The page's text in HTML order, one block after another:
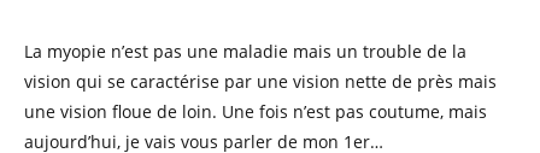
la
publication :
La myopie n’est pas une maladie mais un trouble de la
vision qui se caractérise par une vision nette de près mais
une vision floue de loin. Une fois n’est pas coutume, mais
aujourd’hui, je vais vous parler de mon 1er…